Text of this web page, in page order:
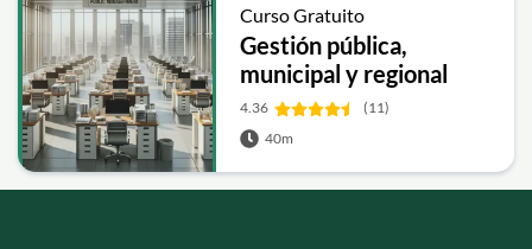
Curso Gratuito
Gestión pública,
municipal y regional
4.36
(11)
40m